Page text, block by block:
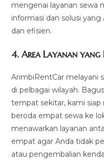
mengenai layanan sewa
informasi dan solusi
dan efisien.
4.Area Layanan yang
ArimbiRentCar melayani
di pelbagai wilayah.
tempat sekitar, kami
beroda empat sewa ke
menawarkan layanan
empat agar Anda tidak
atau pengembalian